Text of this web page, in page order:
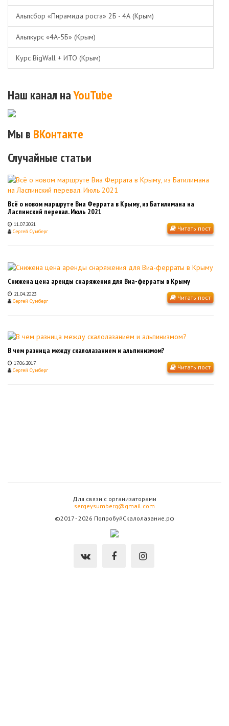
Альпсбор «Пирамида роста» 2Б - 4А (Крым)
Альпкурс «4А-5Б» (Крым)
Курс BigWall + ИТО (Крым)
Наш канал наYouTube
Мы в ВКонтакте
Случайные статьи
Всё о новом маршруте Виа Феррата в Крыму, из Батилимана на
Ласпинский перевал. Июль 2021
11.07.2021
Сергей Сумберг
Читать пост
Снижена цена аренды снаряжения для Виа-ферраты в Крыму
21.04.2023
Сергей Сумберг
Читать пост
В чем разница между скалолазанием и альпинизмом?
17.06.2017
Сергей Сумберг
Читать пост
Для связи с организаторами
sergeysumberg@gmail.com
©2017 - 2026 ПопробуйСкалолазание.рф